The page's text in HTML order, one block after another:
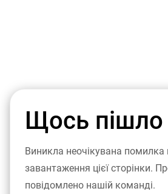
Щось пішло
Виникла неочікувана помилка
завантаження цієї сторінки.
повідомлено нашій команді.